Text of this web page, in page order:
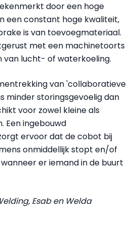
door een hoge
een constant hoge kwaliteit,
is van toevoegmateriaal.
met een machinetoorts
van lucht- of waterkoeling.
van 'collaboratieve
minder storingsgevoelig dan
voor zowel kleine als
Een ingebouwd
ervoor dat de cobot bij
onmiddellijk stopt en/of
er iemand in de buurt
Esab en Welda